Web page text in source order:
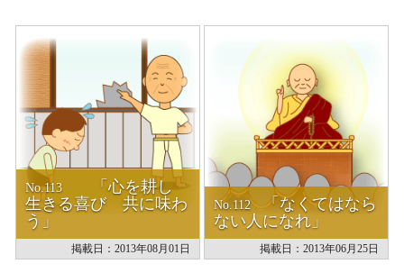
No.113
「心を耕し
生きる喜び 共に味わ
う」
掲載日：2013年08月01日
No.112
「なくてはなら
ない人になれ」
掲載日：2013年06月25日